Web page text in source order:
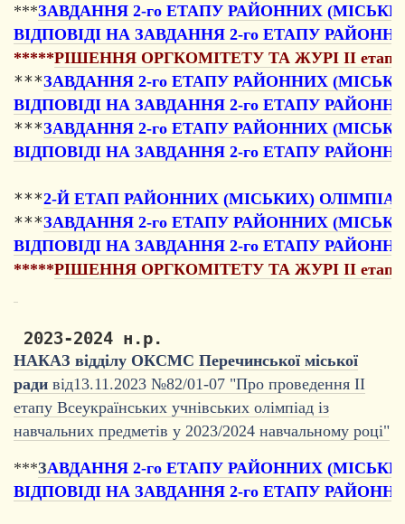
***ЗАВДАННЯ 2-го ЕТАПУ РАЙОННИХ
ВІДПОВІДІ НА ЗАВДАННЯ 2-го ЕТАПУ
*****РІШЕННЯ ОРГКОМІТЕТУ ТА ЖУРІ II етапу
***ЗАВДАННЯ 2-го ЕТАПУ РАЙОННИХ
ВІДПОВІДІ НА ЗАВДАННЯ 2-го ЕТАПУ
***ЗАВДАННЯ 2-го ЕТАПУ РАЙОННИХ
ВІДПОВІДІ НА ЗАВДАННЯ 2-го ЕТАПУ
***2-Й ЕТАП РАЙОННИХ (МІСЬКИХ) ОЛІМПІАД
***ЗАВДАННЯ 2-го ЕТАПУ РАЙОННИХ
ВІДПОВІДІ НА ЗАВДАННЯ 2-го ЕТАПУ
*****РІШЕННЯ ОРГКОМІТЕТУ ТА ЖУРІ II етапу
2023-2024 н.р.
НАКАЗ відділу ОКСМС Перечинської міської
ради від13.11.2023 №82/01-07 "Про проведення ІІ
етапу Всеукраїнських учнівських олімпіад із
навчальних предметів у 2023/2024 навчальному році"
***ЗАВДАННЯ 2-го ЕТАПУ РАЙОННИХ
ВІДПОВІДІ НА ЗАВДАННЯ 2-го ЕТАПУ